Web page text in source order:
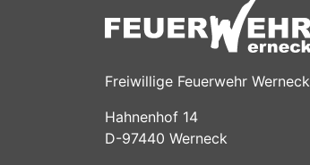
Freiwillige Feuerwehr Werneck
Hahnenhof 14
D-97440 Werneck